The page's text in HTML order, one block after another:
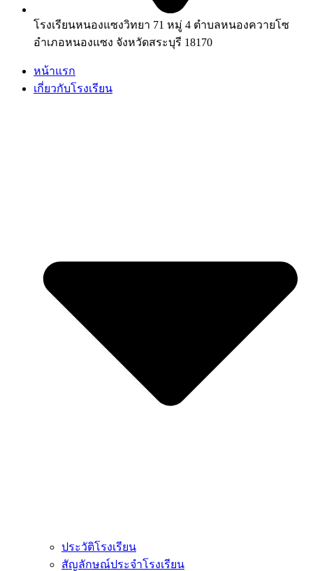
โรงเรียนหนองแซงวิทยา 71 หมู่ 4 ตำบลหนองควายโซ
อำเภอหนองแซง จังหวัดสระบุรี 18170
หน้าแรก
เกี่ยวกับโรงเรียน
ประวัติโรงเรียน
สัญลักษณ์ประจำโรงเรียน